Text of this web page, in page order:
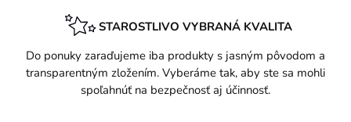
STAROSTLIVO VYBRANÁ KVALITA
Do ponuky zaraďujeme iba produkty s jasným pôvodom a
transparentným zložením. Vyberáme tak, aby ste sa mohli
spoľahnúť na bezpečnosť aj účinnosť.